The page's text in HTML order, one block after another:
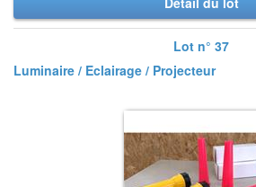
Lot n° 37
Luminaire / Eclairage / Projecteur